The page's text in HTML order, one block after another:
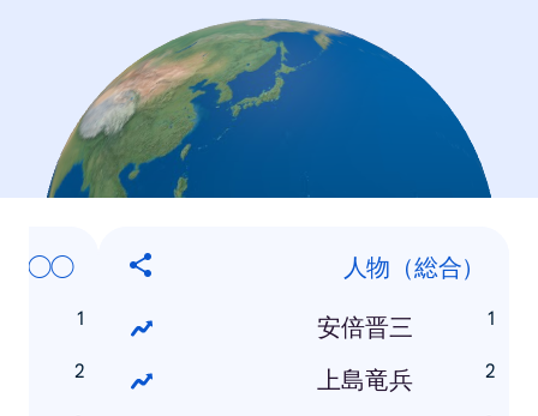
人物（総合）
安倍晋三
上島竜兵
◯◯とは